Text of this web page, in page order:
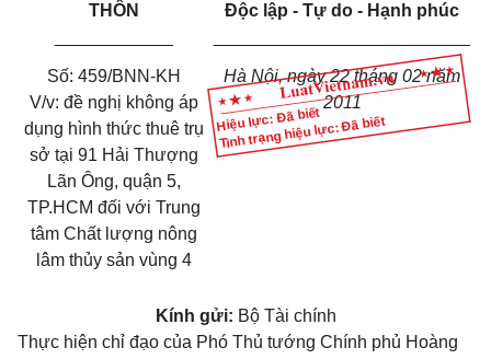
Hiệu lực: Đã biết
Tình trạng hiệu lực: Đã biết
THÔN
Độc lập - Tự do - Hạnh phúc
Số: 459/BNN-KH
V/v: đề nghị không áp
dụng hình thức thuê trụ
sở tại 91 Hải Thượng
Lãn Ông, quận 5,
TP.HCM đối với Trung
tâm Chất lượng nông
lâm thủy sản vùng 4
Hà Nội, ngày 22 tháng 02 năm
2011
Kính gửi: Bộ Tài chính
Thực hiện chỉ đạo của Phó Thủ tướng Chính phủ Hoàng